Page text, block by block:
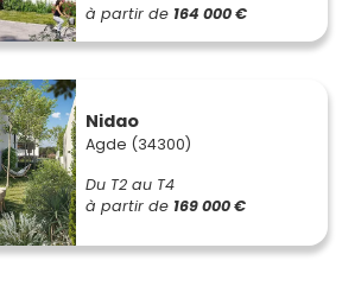
à partir de 164 000 €
Nidao
Agde (34300)
Du T2 au T4
à partir de 169 000 €